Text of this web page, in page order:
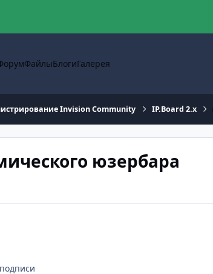
ФайлыБлогиГалерея
Invision Community IP.Board 2.x
юзербара